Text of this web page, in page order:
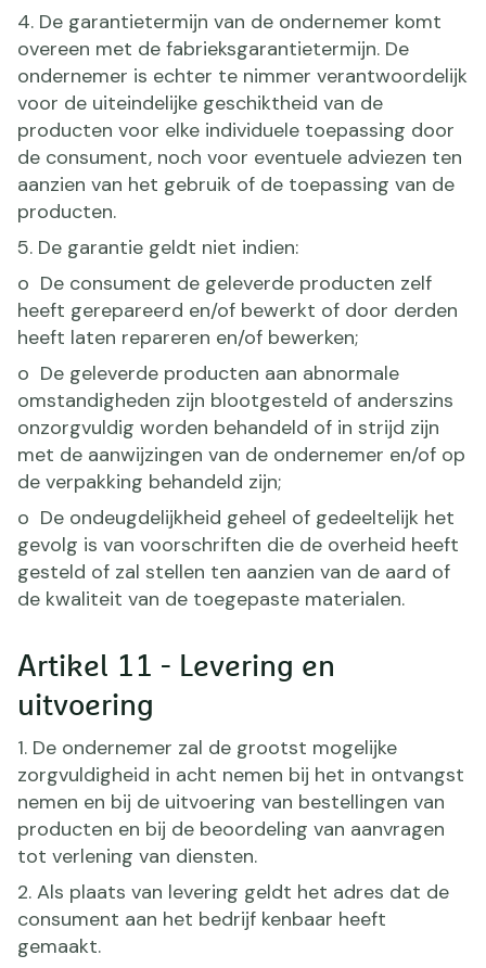
4. De garantietermijn van de ondernemer komt
overeen met de fabrieksgarantietermijn. De
ondernemer is echter te nimmer verantwoordelijk
voor de uiteindelijke geschiktheid van de
producten voor elke individuele toepassing door
de consument, noch voor eventuele adviezen ten
aanzien van het gebruik of de toepassing van de
producten.
5. De garantie geldt niet indien:
o De consument de geleverde producten zelf
heeft gerepareerd en/of bewerkt of door derden
heeft laten repareren en/of bewerken;
o De geleverde producten aan abnormale
omstandigheden zijn blootgesteld of anderszins
onzorgvuldig worden behandeld of in strijd zijn
met de aanwijzingen van de ondernemer en/of op
de verpakking behandeld zijn;
o De ondeugdelijkheid geheel of gedeeltelijk het
gevolg is van voorschriften die de overheid heeft
gesteld of zal stellen ten aanzien van de aard of
de kwaliteit van de toegepaste materialen.
Artikel 11 - Levering en
uitvoering
1. De ondernemer zal de grootst mogelijke
zorgvuldigheid in acht nemen bij het in ontvangst
nemen en bij de uitvoering van bestellingen van
producten en bij de beoordeling van aanvragen
tot verlening van diensten.
2. Als plaats van levering geldt het adres dat de
consument aan het bedrijf kenbaar heeft
gemaakt.